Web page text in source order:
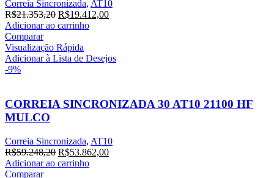
Correia Sincronizada, AT10
R$21.353,20 O
preço
era:
R$21.353,20.
R$19.412,00O
R$19.412,00.
Adicionar ao carrinho
Comparar
Visualização Rápida
Adicionar à Lista de Desejos
-9%
CORREIA SINCRONIZADA 30 AT10 21100 HF
MULCO
Correia Sincronizada, AT10
R$59.248,20 O
preço
R$53.862,00O
Adicionar ao carrinho
Comparar